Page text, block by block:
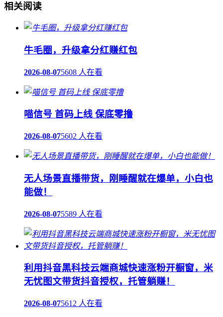
相关阅读
牛毛圈，升级拿分红赚红包
2026-08-075608 人在看
喵信号 首码上线 保底零撸
2026-08-075602 人在看
无人场景直播带货，刚睡醒就在爆单，小白也
能做！
2026-08-075589 人在看
利用抖音黑科技云端商城快速涨粉开橱窗，米
无忧图文带货抖音授权，托管躺赚！
2026-08-075612 人在看